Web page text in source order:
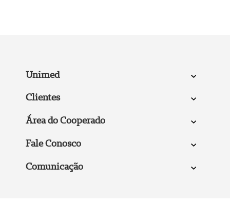
Unimed
Clientes
Área do Cooperado
Fale Conosco
Comunicação